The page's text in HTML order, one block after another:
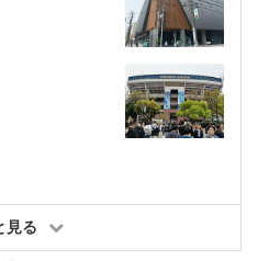
見る